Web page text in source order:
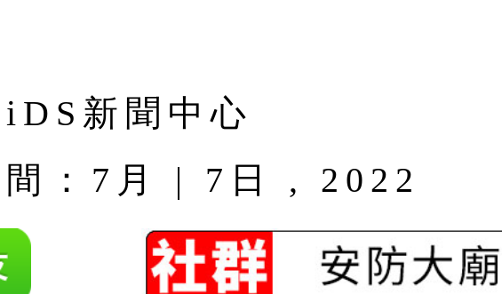
新聞中心
間：7月 | 7日 , 2022